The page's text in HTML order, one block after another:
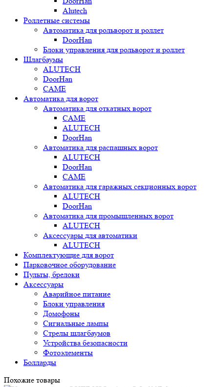
Alutech
Роллетные системы
Автоматика для рольворот и роллет
DoorHan
Блоки управления для рольворот и роллет
Шлагбаумы
ALUTECH
DoorHan
CAME
Автоматика для ворот
Автоматика для откатных ворот
CAME
ALUTECH
DoorHan
Автоматика для распашных ворот
ALUTECH
DoorHan
CAME
Автоматика для гаражных секционных ворот
ALUTECH
DoorHan
Автоматика для промышленных ворот
ALUTECH
Аксессуары для автоматики
ALUTECH
Комплектующие для ворот
Парковочное оборудование
Пульты, брелоки
Аксессуары
Аварийное питание
Блоки управления
Домофоны
Сигнальные лампы
Стрелы шлагбаумов
Устройства безопасности
Фотоэлементы
Болларды
Похожие товары